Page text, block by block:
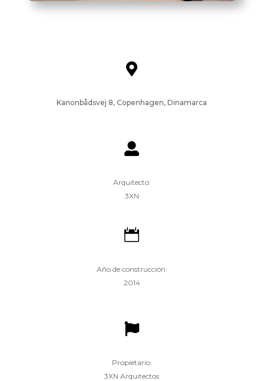

Kanonbådsvej 8, Copenhagen, Dinamarca

Arquitecto:
3XN

Año de construcción:
2014

Propietario:
3XN Arquitectos